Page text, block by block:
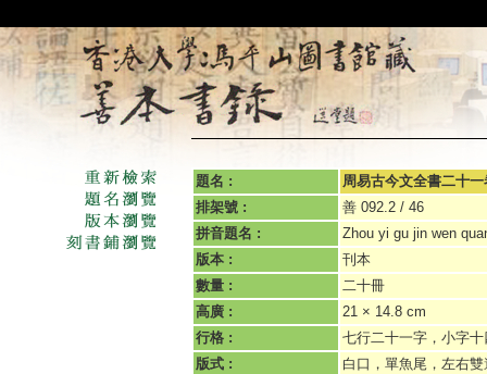
題名 :
周易古今文全書二十一
排架號 :
善 092.2 / 46
拼音題名 :
Zhou yi gu jin wen
版本 :
刊本
數量 :
二十冊
高廣 :
21 × 14.8 cm
行格 :
七行二十一字，小字
版式 :
白口，單魚尾，左右